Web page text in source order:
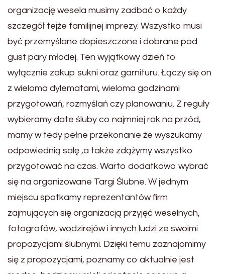
organizację wesela musimy zadbać o każdy
szczegół tejże familijnej imprezy. Wszystko musi
być przemyślane dopieszczone i dobrane pod
gust pary młodej. Ten wyjątkowy dzień to
wyłącznie zakup sukni oraz garnituru. Łączy się on
z wieloma dylematami, wieloma godzinami
przygotowań, rozmyślań czy planowaniu. Z reguły
wybieramy date śluby co najmniej rok na przód,
mamy w tedy pełne przekonanie że wyszukamy
odpowiednią salę ,a także zdążymy wszystko
przygotować na czas. Warto dodatkowo wybrać
się na organizowane Targi Ślubne. W jednym
miejscu spotkamy reprezentantów firm
zajmujących się organizacją przyjęć weselnych,
fotografów, wodzirejów i innych ludzi ze swoimi
propozycjami ślubnymi. Dzięki temu zaznajomimy
się z propozycjami, poznamy co aktualnie jest